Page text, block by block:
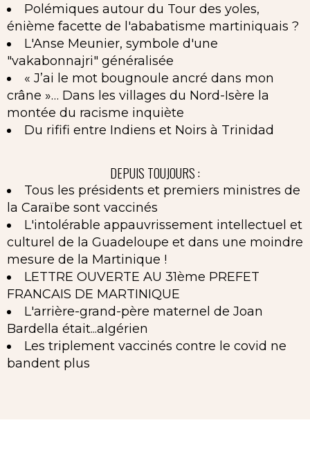
Polémiques autour du Tour des yoles,
énième facette de l'ababatisme martiniquais ?
L'Anse Meunier, symbole d'une
"vakabonnajri" généralisée
« J’ai le mot bougnoule ancré dans mon
crâne »… Dans les villages du Nord-Isère la
montée du racisme inquiète
Du rififi entre Indiens et Noirs à Trinidad
DEPUIS TOUJOURS :
Tous les présidents et premiers ministres de
la Caraïbe sont vaccinés
L'intolérable appauvrissement intellectuel et
culturel de la Guadeloupe et dans une moindre
mesure de la Martinique !
LETTRE OUVERTE AU 31ème PREFET
FRANCAIS DE MARTINIQUE
L'arrière-grand-père maternel de Joan
Bardella était...algérien
Les triplement vaccinés contre le covid ne
bandent plus